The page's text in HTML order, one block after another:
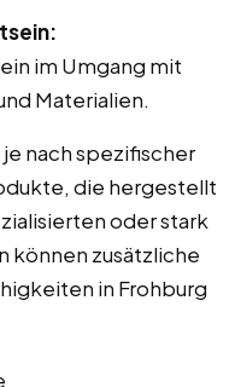
im Umgang mit
Materialien.
nach spezifischer
die hergestellt
oder stark
können zusätzliche
in Frohburg